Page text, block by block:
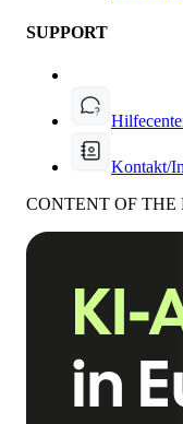
SUPPORT
Kontakt/
CONTENT OF THE